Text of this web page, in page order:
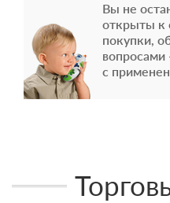
Вы не
открыты к
покупки,
вопросами
с